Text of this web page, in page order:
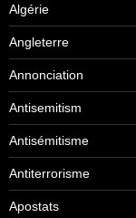
Algérie
Angleterre
Annonciation
Antisemitism
Antisémitisme
Antiterrorisme
Apostats